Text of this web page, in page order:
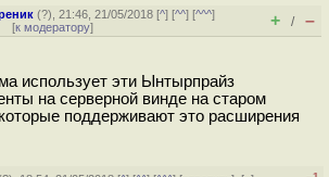
(?), 21:46, 21/05/2018 [^] [^^] [^^^]
[к модератору] + / –
использует эти Ынтырпрайз
на серверной винде на старом
поддерживают это расширения